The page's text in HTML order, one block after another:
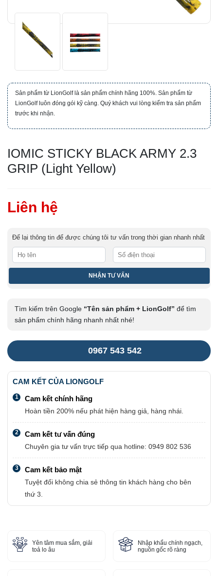
Sản phẩm từ LionGolf là sản phẩm chính hãng 100%. Sản phẩm từ
LionGolf luôn đóng gói kỹ càng. Quý khách vui lòng kiểm tra sản phẩm
trước khi nhận.
IOMIC STICKY BLACK ARMY 2.3
GRIP (Light Yellow)
Liên hệ
Để lại thông tin để được chúng tôi tư vấn trong thời gian nhanh nhất
Tìm kiếm trên Google “Tên sản phẩm + LionGolf” để tìm
sản phẩm chính hãng nhanh nhất nhé!
0967 543 542
CAM KẾT CỦA LIONGOLF
1 Cam kết chính hãng
Hoàn tiền 200% nếu phát hiện hàng giả, hàng nhái.
2 Cam kết tư vấn đúng
Chuyên gia tư vấn trực tiếp qua hotline: 0949 802 536
3 Cam kết bảo mật
Tuyệt đối không chia sẻ thông tin khách hàng cho bên
thứ 3.
Yên tâm mua sắm, giải
toả lo âu
Nhập khẩu chính ngạch,
nguồn gốc rõ ràng